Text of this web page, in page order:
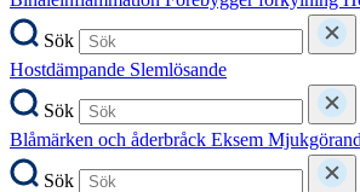
Sök
Hostdämpande Slemlösande
Sök
Blåmärken och åderbråck Eksem
Sök